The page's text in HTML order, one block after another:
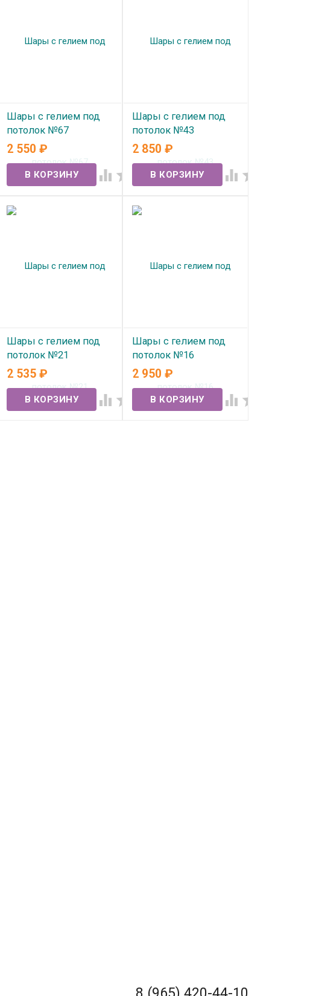
Шары с гелием под
потолок №67
В наличии
2 550 ₽
 
Шары с гелием под
потолок №43
В наличии
2 850₽
 
Шары с гелием под
потолок №21
В наличии
2 535 ₽
 
Шары с гелием под
потолок №16
В наличии
2 950₽
 